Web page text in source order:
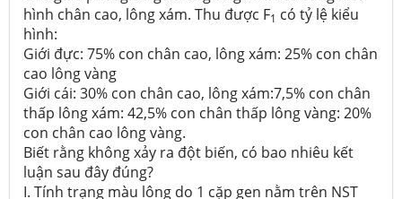
hình chân cao, lông xám. Thu được F1 có tỷ lệ kiểu
hình:
Giới đực: 75% con chân cao, lông xám: 25% con chân
cao lông vàng
Giới cái: 30% con chân cao, lông xám:7,5% con chân
thấp lông xám: 42,5% con chân thấp lông vàng: 20%
con chân cao lông vàng.
Biết rằng không xảy ra đột biến, có bao nhiêu kết
luận sau đây đúng?
I. Tính trạng màu lông do 1 cặp gen nằm trên NST